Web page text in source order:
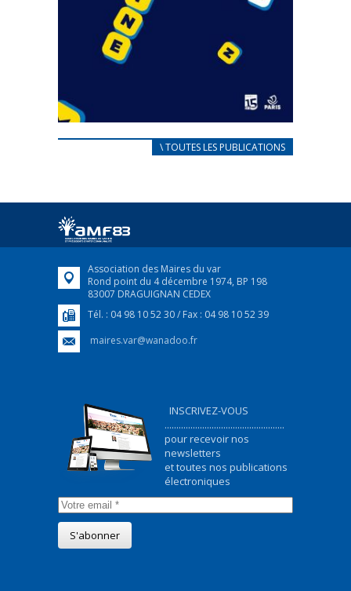
CARNET D’ACCUEIL
Afin d’accompagner au mieux les réfugiés
FEUILLETER
\ TOUTES LES PUBLICATIONS
Association des Maires du var
Rond point du 4 décembre 1974, BP 198
83007 DRAGUIGNAN CEDEX
Tél. : 04 98 10 52 30 / Fax : 04 98 10 52 39
maires.var@wanadoo.fr
INSCRIVEZ-VOUS
...................................................
pour recevoir nos
newsletters
et toutes nos publications
électroniques